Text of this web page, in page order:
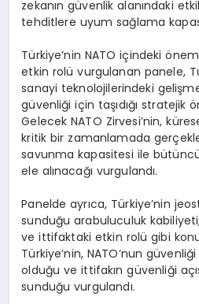
zekanın güvenlik alanındaki
tehditlere uyum sağlama
Türkiye’nin NATO içindeki
etkin rolü vurgulanan panele,
sanayi teknolojilerindeki
güvenliği için taşıdığı stratejik
Gelecek NATO Zirvesi’nin,
kritik bir zamanlamada
savunma kapasitesi ile
ele alınacağı vurgulandı.
Panelde ayrıca, Türkiye’nin
sunduğu arabuluculuk
ve ittifaktaki etkin rolü gibi
Türkiye’nin, NATO’nun
olduğu ve ittifakın güvenliği
sunduğu vurgulandı.